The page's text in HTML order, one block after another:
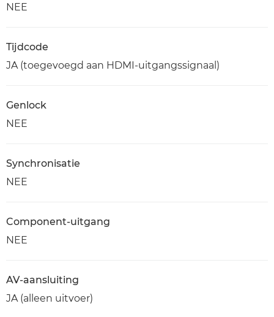
NEE
Tijdcode
JA (toegevoegd aan HDMI-uitgangssignaal)
Genlock
NEE
Synchronisatie
NEE
Component-uitgang
NEE
AV-aansluiting
JA (alleen uitvoer)